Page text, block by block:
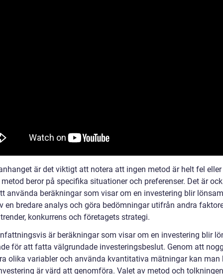
är det viktigt att notera att ingen metod är helt fel
beror på specifika situationer och preferenser. Det är
använda beräkningar som visar om en investering blir
en bredare analys och göra bedömningar utifrån andra
konkurrens och företagets strategi.
är beräkningar som visar om en investering blir
för att fatta välgrundade investeringsbeslut. Genom att
olika variabler och använda kvantitativa mätningar kan man
är värd att genomföra. Valet av metod och